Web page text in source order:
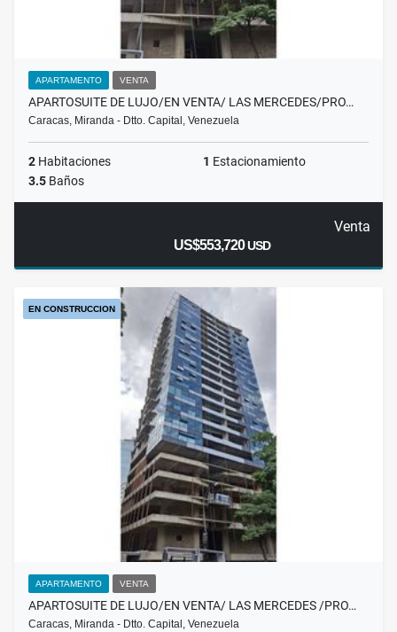
APARTAMENTO VENTA
APARTOSUITE DE LUJO/EN VENTA/ LAS MERCEDES/PRO…
Caracas, Miranda - Dtto. Capital, Venezuela
2 Habitaciones 1 Estacionamiento
3.5 Baños
Venta
US$553,720USD
EN CONSTRUCCION
APARTAMENTO VENTA
APARTOSUITE DE LUJO/EN VENTA/ LAS MERCEDES /PRO…
Caracas, Miranda - Dtto. Capital, Venezuela